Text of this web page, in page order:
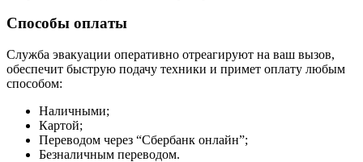
Способы оплаты
Служба эвакуации оперативно отреагируют на ваш вызов,
обеспечит быструю подачу техники и примет оплату любым
способом:
Наличными;
Картой;
Переводом через “Сбербанк онлайн”;
Безналичным переводом.